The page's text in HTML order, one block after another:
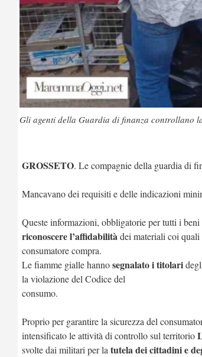
Gli agenti della Guardia di finanza controllano
GROSSETO. Le compagnie della guardia di
Mancavano dei requisiti e delle indicazioni
Queste informazioni, obbligatorie per tutti i
riconoscere l’affidabilitàdei materiali coi
consumatore compra.
Le fiamme gialle hannosegnalato i titolari
la violazione del Codice del
consumo.
Proprio per garantire la sicurezza del
intensificato le attività di controllo sul territorio
svolte dai militari per la tutela dei cittadini e